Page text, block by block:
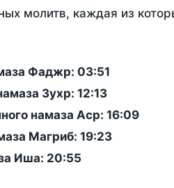
молитв, каждая из
Фаджр: 03:51
Зухр: 12:13
намаза Аср: 16:09
Магриб: 19:23
Иша: 20:55